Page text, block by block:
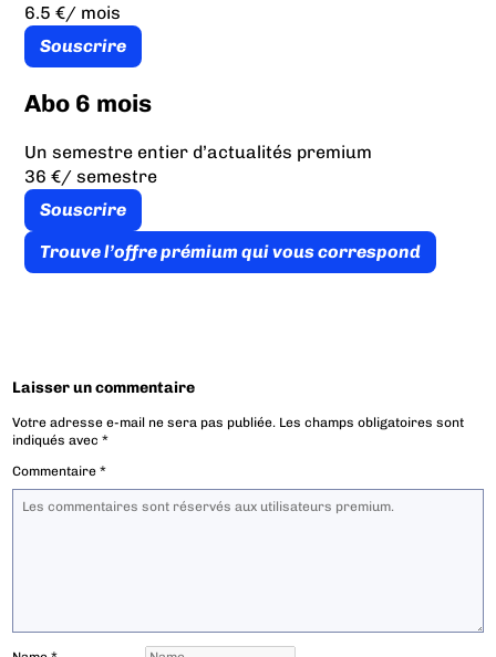
6.5 €/ mois
Souscrire
Abo 6 mois
Un semestre entier d’actualités premium
36 €/ semestre
Souscrire
Trouve l’offre prémium qui vous correspond
Laisser un commentaire
Votre adresse e-mail ne sera pas publiée. Les champs obligatoires sont
indiqués avec*
Commentaire*